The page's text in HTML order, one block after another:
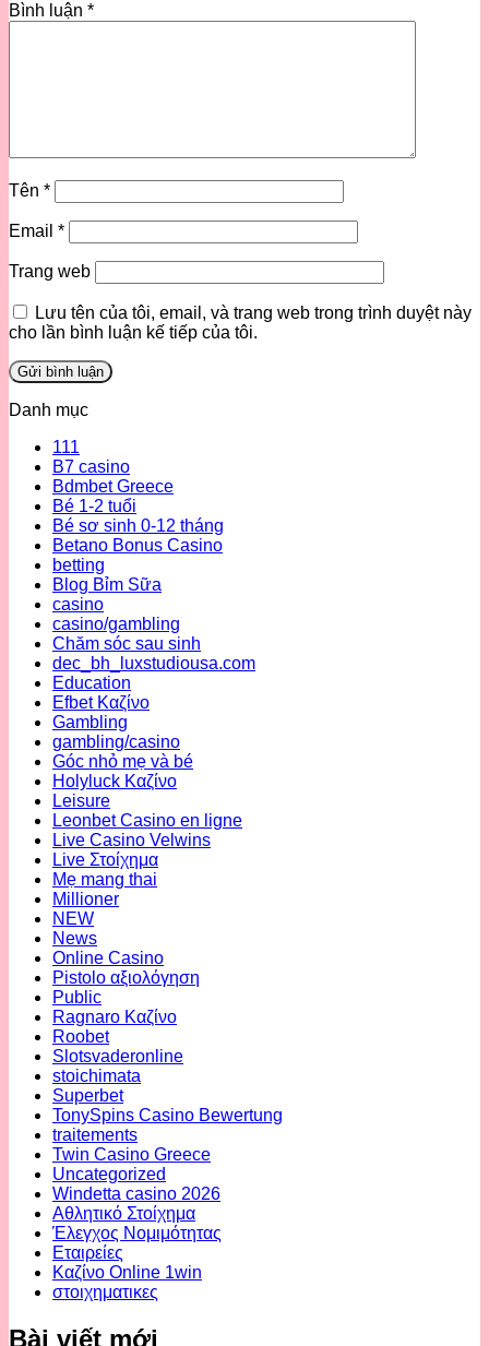
Bình luận *
Tên *
Email *
Trang web
Lưu tên của tôi, email, và trang web trong trình duyệt này
cho lần bình luận kế tiếp của tôi.
Danh mục
111
B7 casino
Bdmbet Greece
Bé 1-2 tuổi
Bé sơ sinh 0-12 tháng
Betano Bonus Casino
betting
Blog Bỉm Sữa
casino
casino/gambling
Chăm sóc sau sinh
dec_bh_luxstudiousa.com
Education
Efbet Καζίνο
Gambling
gambling/casino
Góc nhỏ mẹ và bé
Holyluck Καζίνο
Leisure
Leonbet Casino en ligne
Live Casino Velwins
Live Στοίχημα
Mẹ mang thai
Millioner
NEW
News
Online Casino
Pistolo αξιολόγηση
Public
Ragnaro Καζίνο
Roobet
Slotsvaderonline
stoichimata
Superbet
TonySpins Casino Bewertung
traitements
Twin Casino Greece
Uncategorized
Windetta casino 2026
Αθλητικό Στοίχημα
Έλεγχος Νομιμότητας
Εταιρείες
Καζίνο Online 1win
στοιχηματικες
Bài viết mới